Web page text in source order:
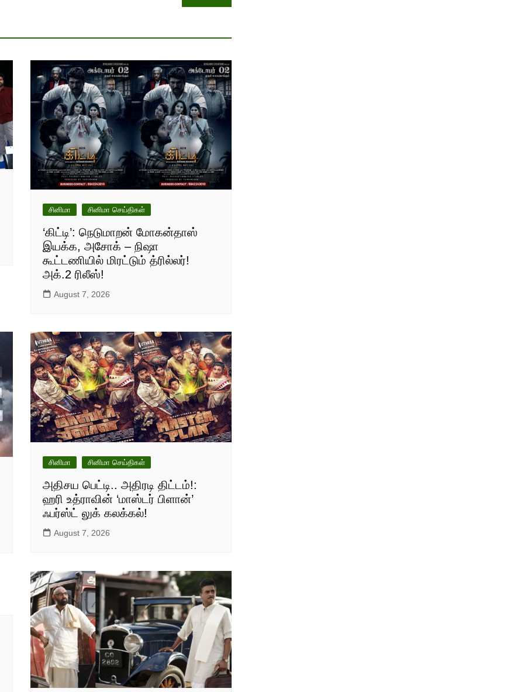
சினிமா சினிமா செய்திகள்
‘கிட்டி’: நெடுமாறன் மோகன்தாஸ்
இயக்க, அசோக் – நிஷா
கூட்டணியில் மிரட்டும் த்ரில்லர்!
அக்.2 ரிலீஸ்!
August 7, 2026
சினிமா சினிமா செய்திகள்
அதிசய பெட்டி.. அதிரடி திட்டம்!:
ஹரி உத்ராவின் ‘மாஸ்டர் பிளான்’
ஃபர்ஸ்ட் லுக் கலக்கல்!
August 7, 2026